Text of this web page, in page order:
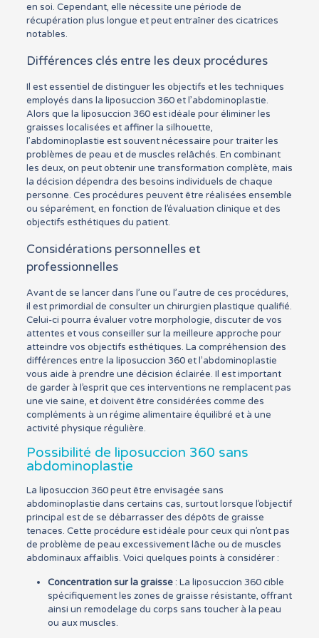
en soi. Cependant, elle nécessite une période de
récupération plus longue et peut entraîner des cicatrices
notables.
Différences clés entre les deux procédures
Il est essentiel de distinguer les objectifs et les techniques
employés dans la liposuccion 360 et l’abdominoplastie.
Alors que la liposuccion 360 est idéale pour éliminer les
graisses localisées et affiner la silhouette,
l’abdominoplastie est souvent nécessaire pour traiter les
problèmes de peau et de muscles relâchés. En combinant
les deux, on peut obtenir une transformation complète, mais
la décision dépendra des besoins individuels de chaque
personne. Ces procédures peuvent être réalisées ensemble
ou séparément, en fonction de l’évaluation clinique et des
objectifs esthétiques du patient.
Considérations personnelles et
professionnelles
Avant de se lancer dans l’une ou l’autre de ces procédures,
il est primordial de consulter un chirurgien plastique qualifié.
Celui-ci pourra évaluer votre morphologie, discuter de vos
attentes et vous conseiller sur la meilleure approche pour
atteindre vos objectifs esthétiques. La compréhension des
différences entre la liposuccion 360 et l’abdominoplastie
vous aide à prendre une décision éclairée. Il est important
de garder à l’esprit que ces interventions ne remplacent pas
une vie saine, et doivent être considérées comme des
compléments à un régime alimentaire équilibré et à une
activité physique régulière.
Possibilité de liposuccion 360 sans
abdominoplastie
La liposuccion 360 peut être envisagée sans
abdominoplastie dans certains cas, surtout lorsque l’objectif
principal est de se débarrasser des dépôts de graisse
tenaces. Cette procédure est idéale pour ceux qui n’ont pas
de problème de peau excessivement lâche ou de muscles
abdominaux affaiblis. Voici quelques points à considérer :
Concentration sur la graisse: La liposuccion 360 cible
spécifiquement les zones de graisse résistante, offrant
ainsi un remodelage du corps sans toucher à la peau
ou aux muscles.